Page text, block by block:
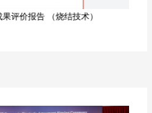
高通量管鉴定会